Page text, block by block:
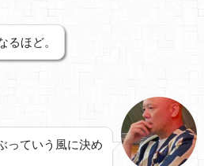
るほど。
っていう風に決め